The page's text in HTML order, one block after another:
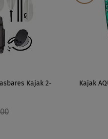
Kajak 2-
Kajak